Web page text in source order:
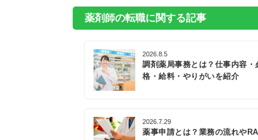
薬剤師の転職に関する記事
2026.8.5
調剤薬局事務とは？仕事内容・
格・給料・やりがいを紹介
2026.7.29
薬事申請とは？業務の流れや